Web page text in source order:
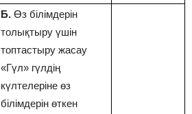
Б. Өз білімдерін
толықтыру үшін
топтастыру жасау
«Гүл» гүлдің
күлтелеріне өз
білімдерін өткен